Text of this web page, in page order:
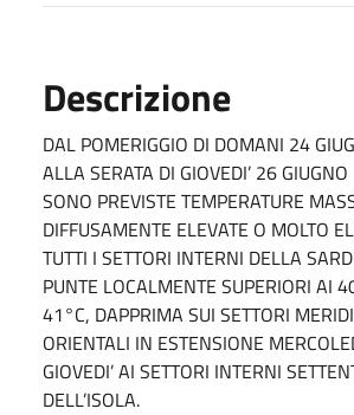
Descrizione
DAL POMERIGGIO DI DOMANI 24
ALLA SERATA DI GIOVEDI’ 26 GIUGNO
SONO PREVISTE TEMPERATURE
DIFFUSAMENTE ELEVATE O MOLTO
TUTTI I SETTORI INTERNI DELLA
PUNTE LOCALMENTE SUPERIORI AI
41°C, DAPPRIMA SUI SETTORI
ORIENTALI IN ESTENSIONE
GIOVEDI’ AI SETTORI INTERNI
DELL’ISOLA.